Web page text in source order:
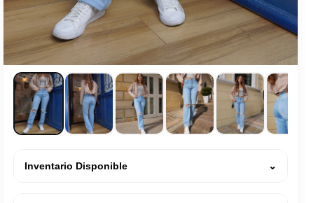
Inventario Disponible ⌄